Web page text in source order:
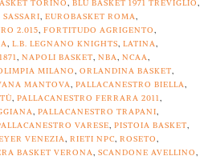
TORINO, BLU BASKET 1971 TREVIGLIO,
, EUROBASKET ROMA,
2.015, FORTITUDO AGRIGENTO,
, L.B. LEGNANO KNIGHTS, LATINA,
, NAPOLI BASKET, NBA, NCAA,
MILANO, ORLANDINA BASKET,
MANTOVA, PALLACANESTRO BIELLA,
, PALLACANESTRO FERRARA 2011,
, PALLACANESTRO TRAPANI,
VARESE, PISTOIA BASKET,
VENEZIA, RIETI NPC, ROSETO,
BASKET VERONA, SCANDONE AVELLINO,